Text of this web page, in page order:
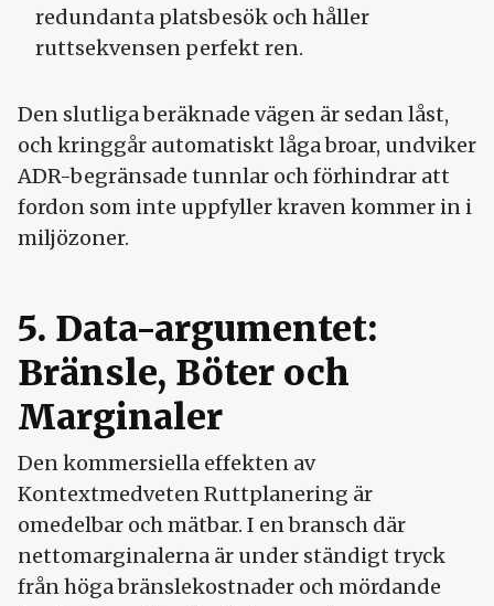
redundanta platsbesök och håller
ruttsekvensen perfekt ren.
Den slutliga beräknade vägen är sedan låst,
och kringgår automatiskt låga broar, undviker
ADR-begränsade tunnlar och förhindrar att
fordon som inte uppfyller kraven kommer in i
miljözoner.
5. Data-argumentet:
Bränsle, Böter och
Marginaler
Den kommersiella effekten av
Kontextmedveten Ruttplanering är
omedelbar och mätbar. I en bransch där
nettomarginalerna är under ständigt tryck
från höga bränslekostnader och mördande